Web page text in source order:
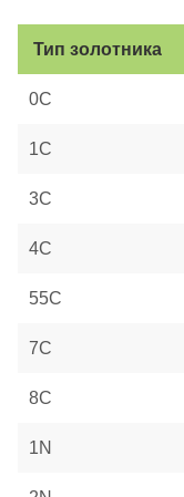
Тип золотника
0C
1C
3C
4C
55C
7C
8C
1N